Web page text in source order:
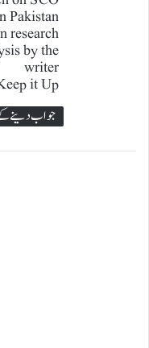
Pakistan
research
by the
writer
it Up
جواب دینے